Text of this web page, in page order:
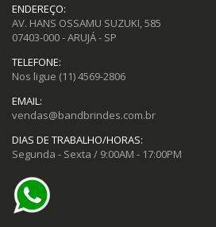
ENDEREÇO:
AV. HANS OSSAMU SUZUKI, 585
07403-000 - ARUJÁ - SP
TELEFONE:
Nos ligue (11) 4569-2806
EMAIL:
vendas@bandbrindes.com.br
DIAS DE TRABALHO/HORAS:
Segunda - Sexta / 9:00AM - 17:00PM